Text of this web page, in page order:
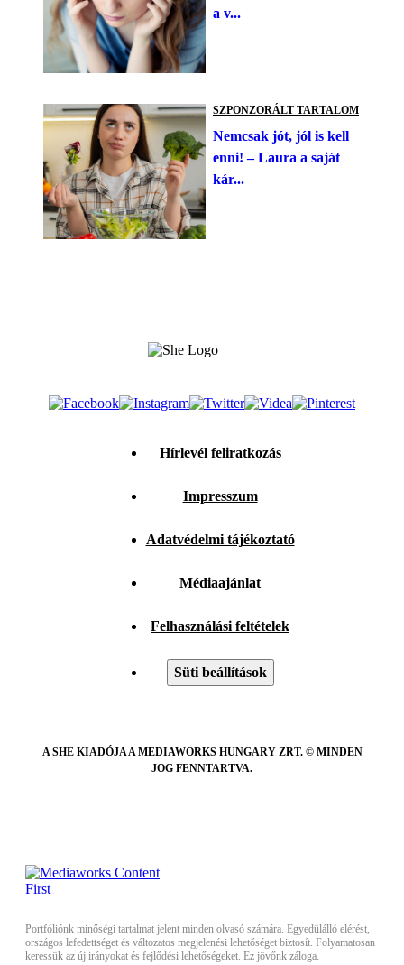
a v...
SZPONZORÁLT TARTALOM
Nemcsak jót, jól is kell
enni! – Laura a saját
kár...
Hírlevél feliratkozás
Impresszum
Adatvédelmi tájékoztató
Médiaajánlat
Felhasználási feltételek
Süti beállítások
A SHE KIADÓJA A MEDIAWORKS HUNGARY ZRT. © MINDEN
JOG FENNTARTVA.
Portfóliónk minőségi tartalmat jelent minden olvasó számára. Egyedülálló elérést,
országos lefedettséget és változatos megjelenési lehetőséget biztosít. Folyamatosan
keressük az új irányokat és fejlődési lehetőségeket. Ez jövőnk záloga.